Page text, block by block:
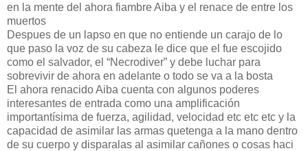
en la mente del ahora fiambre Aiba y el renace de entre los
muertos
Despues de un lapso en que no entiende un carajo de lo
que paso la voz de su cabeza le dice que el fue escojido
como el salvador, el “Necrodiver” y debe luchar para
sobrevivir de ahora en adelante o todo se va a la bosta
El ahora renacido Aiba cuenta con algunos poderes
interesantes de entrada como una amplificación
importantísima de fuerza, agilidad, velocidad etc etc etc y la
capacidad de asimilar las armas quetenga a la mano dentro
de su cuerpo y disparalas al asimilar cañones o cosas haci